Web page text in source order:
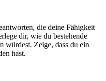
die deine Fähigkeit
dir, wie du bestehende
würdest. Zeige, dass du ein
hast.